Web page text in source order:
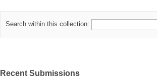
Search within this collection:
Recent Submissions